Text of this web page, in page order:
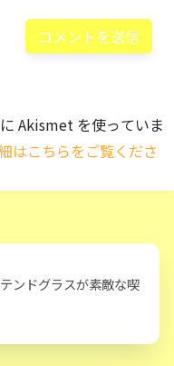
Akismet を使っていま
はこちらをご覧くださ
ンドグラスが素敵な喫